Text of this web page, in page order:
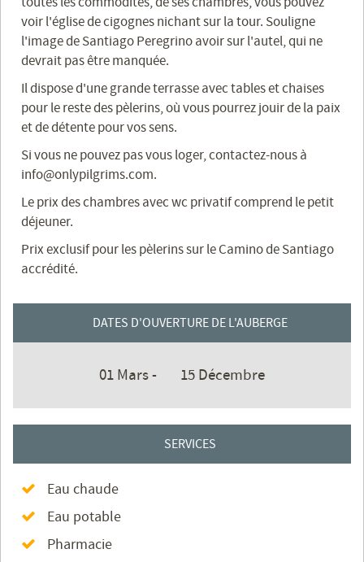
voir l'église de cigognes nichant sur la tour. Souligne
l'image de Santiago Peregrino avoir sur l'autel, qui ne
devrait pas être manquée.
Il dispose d'une grande terrasse avec tables et chaises
pour le reste des pèlerins, où vous pourrez jouir de la paix
et de détente pour vos sens.
Si vous ne pouvez pas vous loger, contactez-nous à
info@onlypilgrims.com.
Le prix des chambres avec wc privatif comprend le petit
déjeuner.
Prix ​​exclusif pour les pèlerins sur le Camino de Santiago
accrédité.
DATES D'OUVERTURE DE L'AUBERGE
01 Mars - 15 Décembre
SERVICES
Eau chaude
Eau potable
Pharmacie